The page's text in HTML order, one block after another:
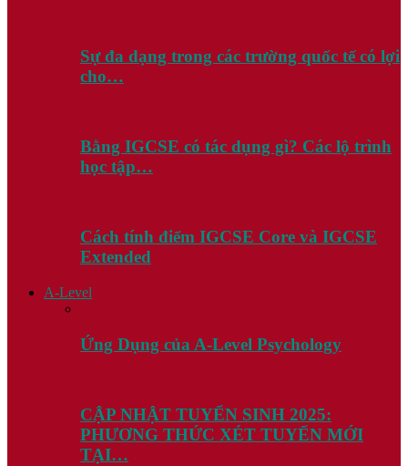
Sự đa dạng trong các trường quốc tế có lợi
cho…
Bằng IGCSE có tác dụng gì? Các lộ trình
học tập…
Cách tính điểm IGCSE Core và IGCSE
Extended
A-Level
Ứng Dụng của A-Level Psychology
CẬP NHẬT TUYỂN SINH 2025:
PHƯƠNG THỨC XÉT TUYỂN MỚI
TẠI…